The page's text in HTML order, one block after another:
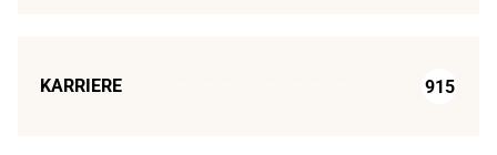
KARRIERE 915